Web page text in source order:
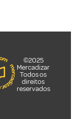
©2025
Mercadizar
Todos os
direitos
reservados